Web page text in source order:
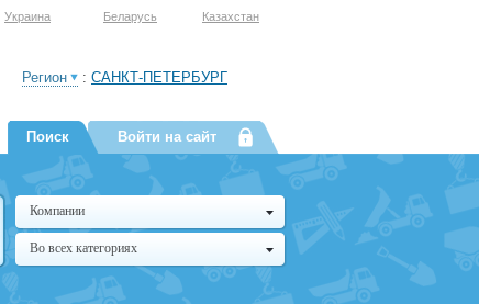
Украина Беларусь Казахстан
Регион : САНКТ-ПЕТЕРБУРГ
Поиск Войти на сайт
Компании
Во всех категориях